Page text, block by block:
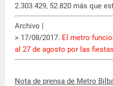
2.303.429, 52.820 más que
Archivo |
> 17/08/2017. El metro
al 27 de agosto por las
Nota de prensa de Metro